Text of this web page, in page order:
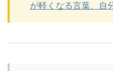
が軽くなる言葉、自